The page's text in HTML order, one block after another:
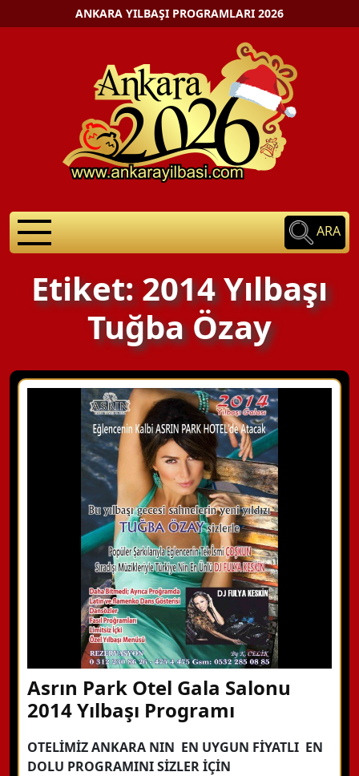
ANKARA YILBAŞI PROGRAMLARI 2026
ARA
Etiket: 2014 Yılbaşı
Tuğba Özay
Asrın Park Otel Gala Salonu
2014 Yılbaşı Programı
OTELİMİZ ANKARA NIN EN UYGUN FİYATLI EN
DOLU PROGRAMINI SİZLER İÇİN